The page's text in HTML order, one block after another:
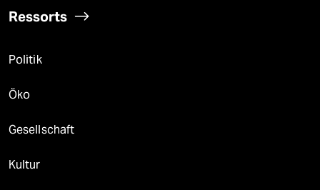
Ressorts
Politik
Öko
Gesellschaft
Kultur